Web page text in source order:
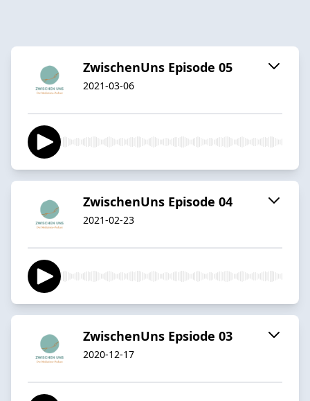
ZwischenUns Episode 05
2021-03-06
ZwischenUns Episode 04
2021-02-23
ZwischenUns Epsiode 03
2020-12-17